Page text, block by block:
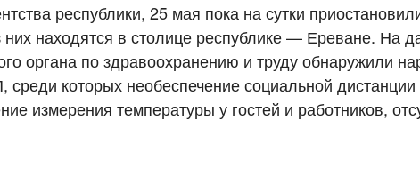
республики, 25 мая пока на сутки
находятся в столице республике — Ереване. На
органа по здравоохранению и труду обнаружили
среди которых необеспечение социальной
измерения температуры у гостей и работников,